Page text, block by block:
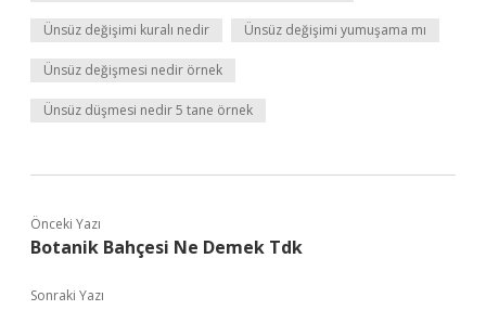
Ünsüz değişimi kuralı nedir Ünsüz değişimi yumuşama mı
Ünsüz değişmesi nedir örnek
Ünsüz düşmesi nedir 5 tane örnek
Önceki Yazı
Botanik Bahçesi Ne Demek Tdk
Sonraki Yazı